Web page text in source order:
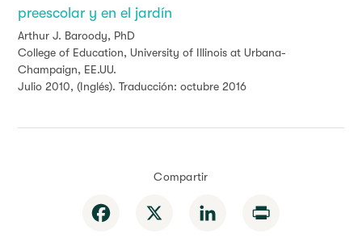
preescolar y en el jardín
Arthur J. Baroody, PhD
College of Education, University of Illinois at Urbana-
Champaign, EE.UU.
Julio 2010, (Inglés). Traducción: octubre 2016
Compartir
Facebook LinkedIn